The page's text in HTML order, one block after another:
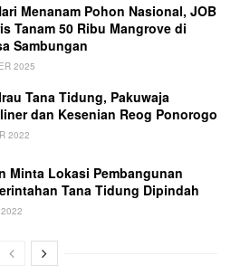
Menanam Pohon Nasional, JOB
Tanam 50 Ribu Mangrove di
Sambungan
2025
Tana Tidung, Pakuwaja
dan Kesenian Reog Ponorogo
2022
Minta Lokasi Pembangunan
Tana Tidung Dipindah